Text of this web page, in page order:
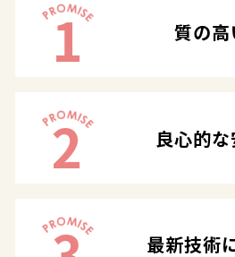
1 質の
2 良心的
最新技術